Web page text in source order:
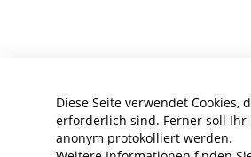
Diese Seite verwendet
erforderlich sind. Ferner soll
anonym protokolliert werden.